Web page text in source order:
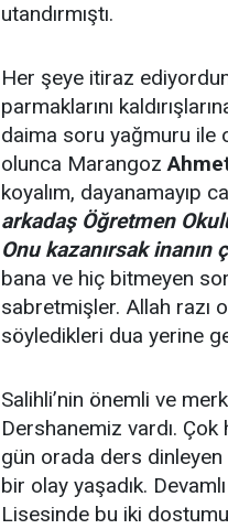
utandırmıştı.
Her şeye itiraz
parmaklarını
daima soru yağmuru ile
olunca Marangoz
koyalım, dayanamayıp
arkadaş Öğretmen
Onu kazanırsak
bana ve hiç bitmeyen
sabretmişler. Allah razı
söyledikleri dua yerine
Salihli’nin önemli ve
Dershanemiz vardı.
gün orada ders
bir olay yaşadık.
Lisesinde bu iki